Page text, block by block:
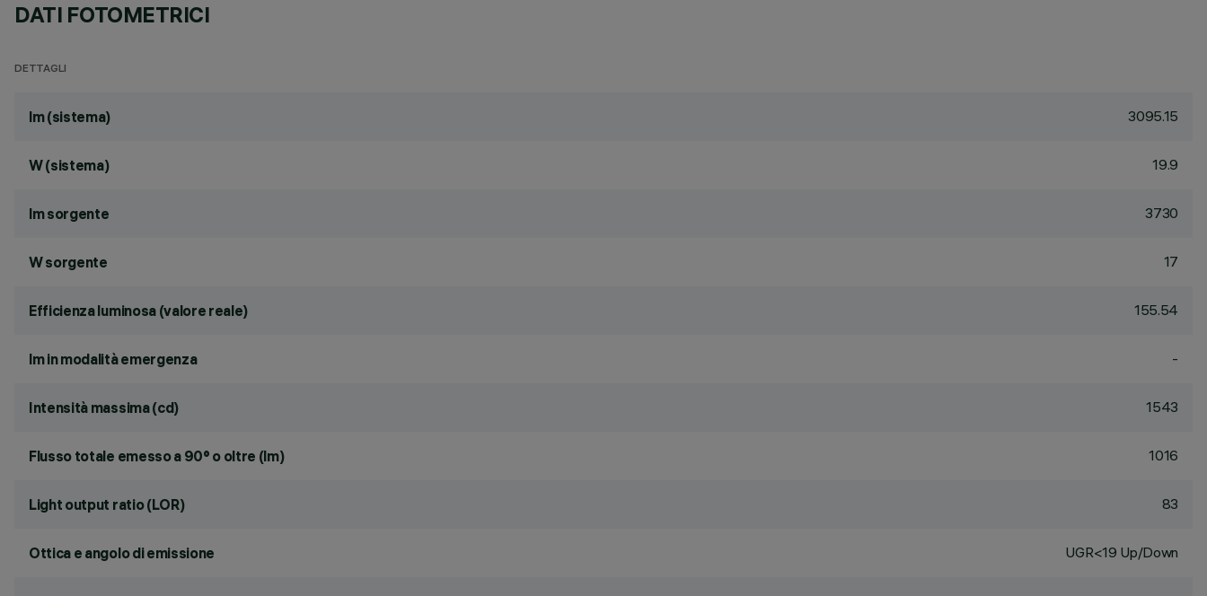
DATI FOTOMETRICI
DETTAGLI
lm (sistema) 3095.15
W (sistema) 19.9
lm sorgente 3730
W sorgente 17
Efficienza luminosa (valore reale) 155.54
lm in modalità emergenza -
Intensità massima (cd) 1543
Flusso totale emesso a 90° o oltre (lm) 1016
Light output ratio (LOR) 83
Ottica e angolo di emissione UGR<19 Up/Down